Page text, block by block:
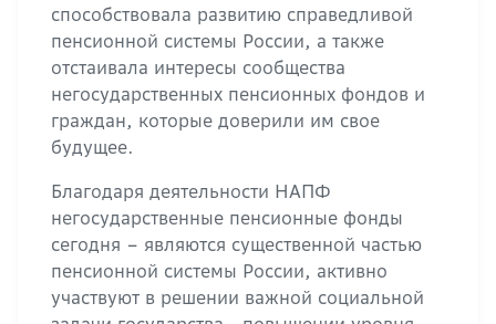
способствовала развитию справедливой
пенсионной системы России, а также
отстаивала интересы сообщества
негосударственных пенсионных фондов и
граждан, которые доверили им свое
будущее.
Благодаря деятельности НАПФ
негосударственные пенсионные фонды
сегодня – являются существенной частью
пенсионной системы России, активно
участвуют в решении важной социальной